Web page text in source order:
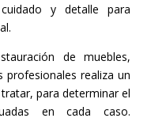
y detalle para
de muebles,
profesionales realiza un
para determinar el
en cada caso.